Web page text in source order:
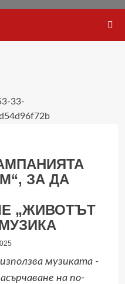
ЗА ДА
„ЖИВОТЪТ
музиката -
на по-